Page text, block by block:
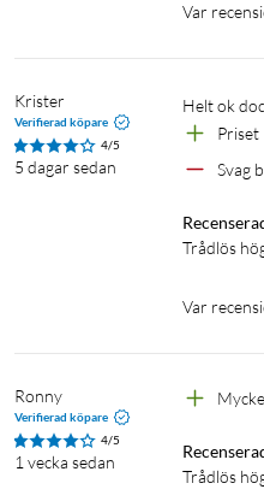
Uteffekt: 3,2 W RMS
Impedans: 4 Ω
Batteri och laddning
Batterikapacitet: 1200 mAh
Laddningstid: Cirka 3 timmar
Laddningskontakt: USB-C (5
Laddare: Säljs separat
LED-belysning: Flerfärgad (4
Ljusavstängning: Ja
Var
Krister
Verifierad köpare
4/5
5 dagar sedan
Helt ok
Priset
Svag
Trådlös
Var
Ronny
Verifierad köpare
4/5
1 vecka sedan
Trådlös